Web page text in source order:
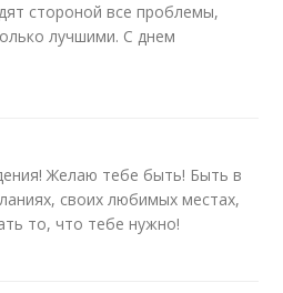
стороной все проблемы,
лучшими. С днем
Желаю тебе быть! Быть в
своих любимых местах,
то, что тебе нужно!